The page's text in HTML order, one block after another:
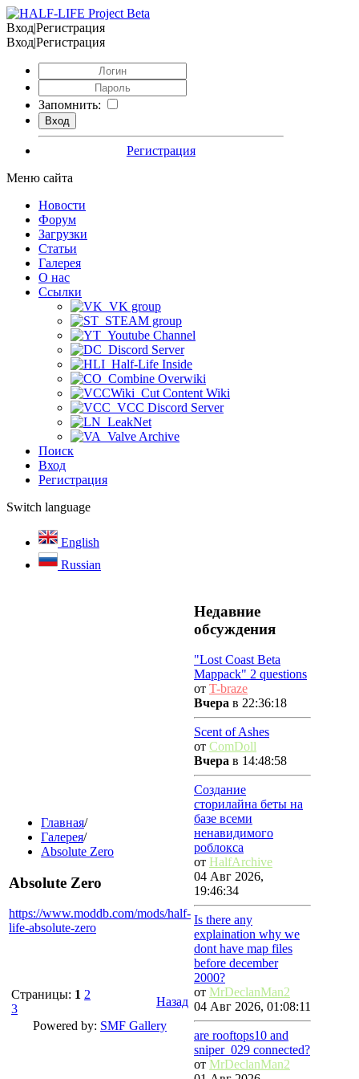
Вход|Регистрация
Вход|Регистрация
Запомнить:
Регистрация
Меню сайта
Новости
Форум
Загрузки
Статьи
Галерея
О нас
Ссылки
VK group
STEAM group
Youtube Channel
Discord Server
Half-Life Inside
Combine Overwiki
Cut Content Wiki
VCC Discord Server
LeakNet
Valve Archive
Поиск
Вход
Регистрация
Switch language
English
Russian
Главная/
Галерея/
Absolute Zero
Absolute Zero
https://www.moddb.com/mods/half-
life-absolute-zero
Страницы: 1 2
3
Назад
Powered by: SMF Gallery
Недавние
обсуждения
"Lost Coast Beta
Mappack" 2 questions
от T-braze
Вчера в 22:36:18
Scent of Ashes
от ComDoll
Вчера в 14:48:58
Создание
сторилайна беты на
базе всеми
ненавидимого
роблокса
от HalfArchive
04 Авг 2026,
19:46:34
Is there any
explaination why we
dont have map files
before december
2000?
от MrDeclanMan2
04 Авг 2026, 01:08:11
are rooftops10 and
sniper_029 connected?
от MrDeclanMan2